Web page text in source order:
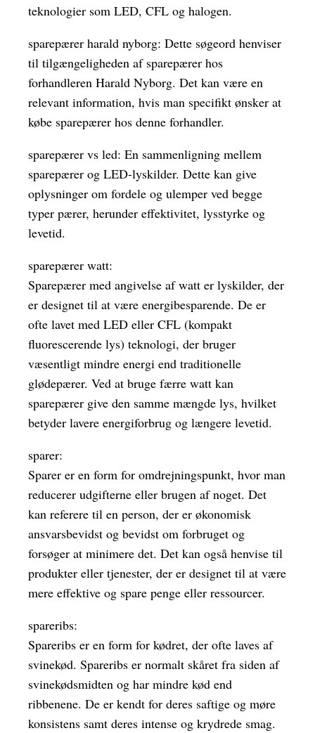
teknologier som LED, CFL og halogen.
sparepærer harald nyborg: Dette søgeord henviser
til tilgængeligheden af sparepærer hos
forhandleren Harald Nyborg. Det kan være en
relevant information, hvis man specifikt ønsker at
købe sparepærer hos denne forhandler.
sparepærer vs led: En sammenligning mellem
sparepærer og LED-lyskilder. Dette kan give
oplysninger om fordele og ulemper ved begge
typer pærer, herunder effektivitet, lysstyrke og
levetid.
sparepærer watt:
Sparepærer med angivelse af watt er lyskilder, der
er designet til at være energibesparende. De er
ofte lavet med LED eller CFL (kompakt
fluorescerende lys) teknologi, der bruger
væsentligt mindre energi end traditionelle
glødepærer. Ved at bruge færre watt kan
sparepærer give den samme mængde lys, hvilket
betyder lavere energiforbrug og længere levetid.
sparer:
Sparer er en form for omdrejningspunkt, hvor man
reducerer udgifterne eller brugen af noget. Det
kan referere til en person, der er økonomisk
ansvarsbevidst og bevidst om forbruget og
forsøger at minimere det. Det kan også henvise til
produkter eller tjenester, der er designet til at være
mere effektive og spare penge eller ressourcer.
spareribs:
Spareribs er en form for kødret, der ofte laves af
svinekød. Spareribs er normalt skåret fra siden af
svinekødsmidten og har mindre kød end
ribbenene. De er kendt for deres saftige og møre
konsistens samt deres intense og krydrede smag.